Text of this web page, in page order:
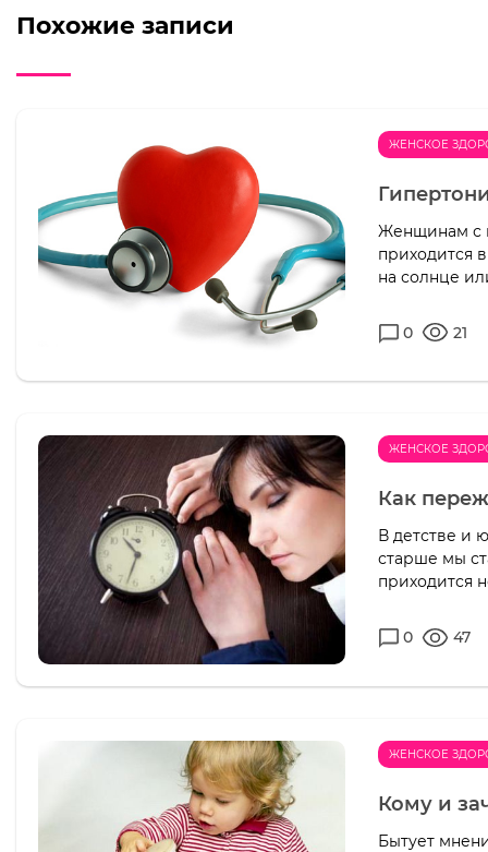
Похожие записи
ЖЕНСКОЕ
Женщинам с
приходится
на солнце
0 21
ЖЕНСКОЕ
Как
В детстве и
старше мы
приходится
0 47
ЖЕНСКОЕ
Кому и
Бытует